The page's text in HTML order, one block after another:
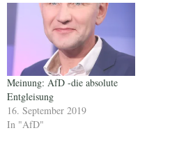
Meinung: AfD -die absolute
Entgleisung
16. September 2019
In "AfD"